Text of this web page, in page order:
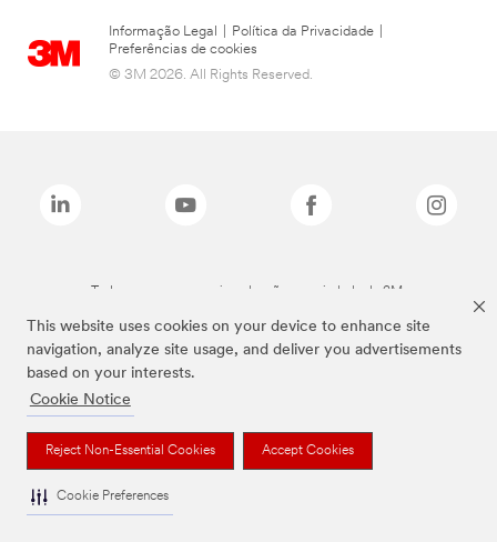
This website uses cookies on your device to enhance site
navigation, analyze site usage, and deliver you advertisements
based on your interests.
Cookie Notice
Reject Non-Essential Cookies Accept Cookies
Cookie Preferences
Informação Legal Política da Privacidade
Preferências de cookies
© 3M 2026. All Rights Reserved.
Todas as marcas mencionadas são propriedade da 3M.